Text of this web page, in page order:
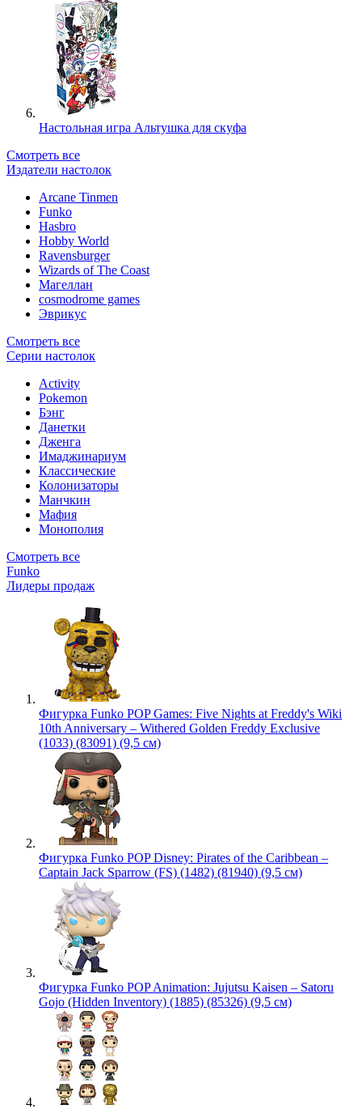
Настольная игра Альтушка для скуфа
Смотреть все
Издатели настолок
Arcane Tinmen
Funko
Hasbro
Hobby World
Ravensburger
Wizards of The Coast
Магеллан
сosmodrome games
Эврикус
Смотреть все
Серии настолок
Activity
Pokemon
Бэнг
Данетки
Дженга
Имаджинариум
Классические
Колонизаторы
Манчкин
Мафия
Монополия
Смотреть все
Funko
Лидеры продаж
Фигурка Funko POP Games: Five Nights at Freddy's Wiki
10th Anniversary – Withered Golden Freddy Exclusive
(1033) (83091) (9,5 см)
Фигурка Funko POP Disney: Pirates of the Caribbean –
Captain Jack Sparrow (FS) (1482) (81940) (9,5 см)
Фигурка Funko POP Animation: Jujutsu Kaisen – Satoru
Gojo (Hidden Inventory) (1885) (85326) (9,5 см)